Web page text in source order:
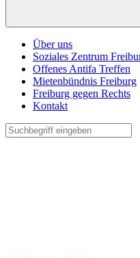
Über uns
Soziales Zentrum
Offenes Antifa Treffen
Mietenbündnis Freiburg
Freiburg gegen Rechts
Kontakt